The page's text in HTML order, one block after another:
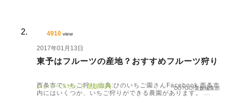
4910 view
2017年01月13日
東予はフルーツの産地？おすすめフルーツ狩り
西条市でいちご狩り 出典:ひのいちご園さんFacebook 西条市
内にはいくつか、いちご狩りができる農園があります。 …
レジャースポット 愛媛県内 DO?GO!愛媛編集部